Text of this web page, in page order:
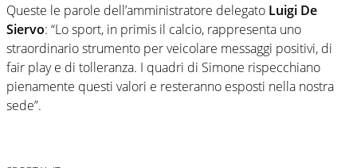
Queste le parole dell’amministratore delegato Luigi De
Siervo: “Lo sport, in primis il calcio, rappresenta uno
straordinario strumento per veicolare messaggi positivi, di
fair play e di tolleranza. I quadri di Simone rispecchiano
pienamente questi valori e resteranno esposti nella nostra
sede”.